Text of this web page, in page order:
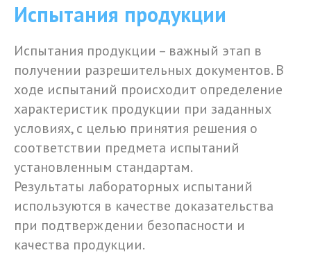
Испытания продукции
Испытания продукции – важный этап в
получении разрешительных документов. В
ходе испытаний происходит определение
характеристик продукции при заданных
условиях, с целью принятия решения о
соответствии предмета испытаний
установленным стандартам.
Результаты лабораторных испытаний
используются в качестве доказательства
при подтверждении безопасности и
качества продукции.